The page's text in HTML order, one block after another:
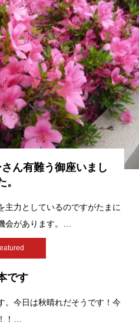
ん有難う御座いまし
。
主力としているのですがたまに
会があります。…
です
。今日は秋晴れだそうです！今
！…